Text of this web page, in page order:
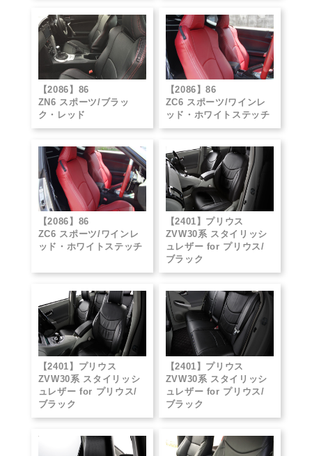
【2086】86
ZN6 スポーツ/ブラッ
ク・レッド
【2086】86
ZC6 スポーツ/ワインレ
ッド・ホワイトステッチ
【2086】86
ZC6 スポーツ/ワインレ
ッド・ホワイトステッチ
【2401】プリウス
ZVW30系 スタイリッシ
ュレザー for プリウス/
ブラック
【2401】プリウス
ZVW30系 スタイリッシ
ュレザー for プリウス/
ブラック
【2401】プリウス
ZVW30系 スタイリッシ
ュレザー for プリウス/
ブラック